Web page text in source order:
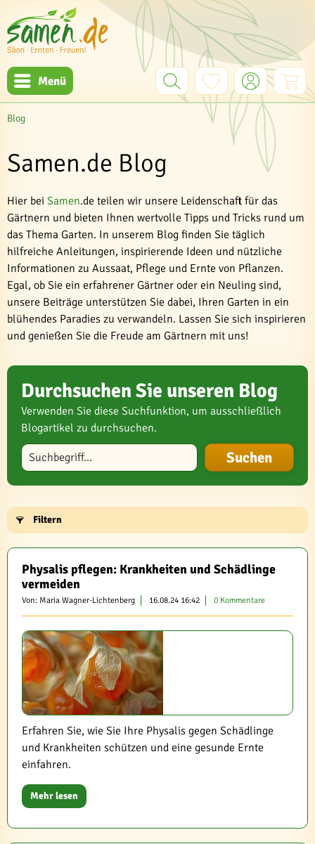
Menü
Blog
Samen.de Blog
Hier bei Samen.de teilen wir unsere Leidenschaft für das
Gärtnern und bieten Ihnen wertvolle Tipps und Tricks rund um
das Thema Garten. In unserem Blog finden Sie täglich
hilfreiche Anleitungen, inspirierende Ideen und nützliche
Informationen zu Aussaat, Pflege und Ernte von Pflanzen.
Egal, ob Sie ein erfahrener Gärtner oder ein Neuling sind,
unsere Beiträge unterstützen Sie dabei, Ihren Garten in ein
blühendes Paradies zu verwandeln. Lassen Sie sich inspirieren
und genießen Sie die Freude am Gärtnern mit uns!
Durchsuchen Sie unseren Blog
Verwenden Sie diese Suchfunktion, um ausschließlich
Blogartikel zu durchsuchen.
Blog durchsuchen
Filtern
Physalis pflegen: Krankheiten und Schädlinge
vermeiden
Von: Maria Wagner-Lichtenberg 16.08.24 16:42 0 Kommentare
Erfahren Sie, wie Sie Ihre Physalis gegen Schädlinge
und Krankheiten schützen und eine gesunde Ernte
einfahren.
Mehr lesen